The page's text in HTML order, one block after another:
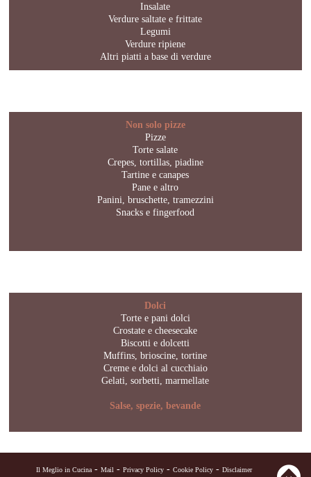
Insalate
Verdure saltate e frittate
Legumi
Verdure ripiene
Altri piatti a base di verdure
Non solo pizze
Pizze
Torte salate
Crepes, tortillas, piadine
Tartine e canapes
Pane e altro
Panini, bruschette, tramezzini
Snacks e fingerfood
Dolci
Torte e pani dolci
Crostate e cheesecake
Biscotti e dolcetti
Muffins, brioscine, tortine
Creme e dolci al cucchiaio
Gelati, sorbetti, marmellate
Salse, spezie, bevande
Il Meglio in Cucina- Mail - Privacy Policy- Cookie Policy- Disclaimer